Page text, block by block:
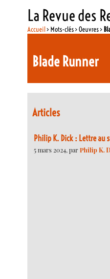
La Revue des
Accueil> Mots-clés > Oeuvres >
Blade Runner
Articles
Philip K. Dick : Lettre au
5 mars 2024, parPhilip K.